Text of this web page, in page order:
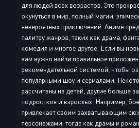
для людей всех возрастов. Это
окунуться в мир, полный магии,
невероятных приключений. Аниме
палитру жанров, таких как драма,
комедия и многое другое. Если вы
вам нужно найти правильное
рекомендательной системой, чтобы
популярными шоу и сериалами.
рассчитаны на детей, другие больше
подростков и взрослых. Например,
привлекает своим захватывающим
персонажами, тогда как драмы и